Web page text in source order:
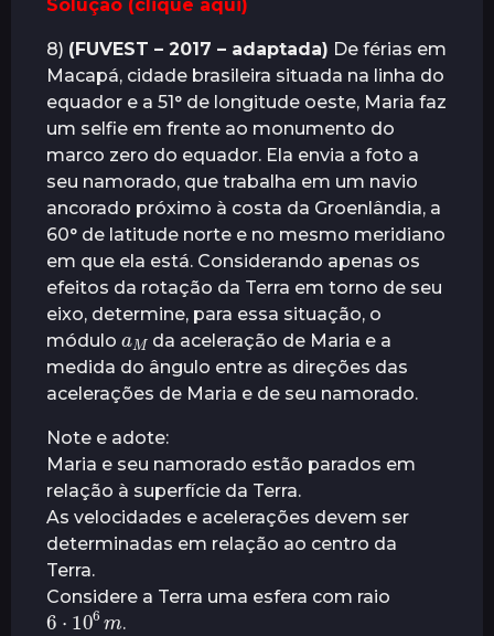
Solução (clique aqui)
8) (FUVEST – 2017 – adaptada) De férias em
Macapá, cidade brasileira situada na linha do
equador e a 51° de longitude oeste, Maria faz
um selfie em frente ao monumento do
marco zero do equador. Ela envia a foto a
seu namorado, que trabalha em um navio
ancorado próximo à costa da Groenlândia, a
60° de latitude norte e no mesmo meridiano
em que ela está. Considerando apenas os
efeitos da rotação da Terra em torno de seu
eixo, determine, para essa situação, o
módulo
a
M
da aceleração de Maria e a
medida do ângulo entre as direções das
acelerações de Maria e de seu namorado.
Note e adote:
Maria e seu namorado estão parados em
relação à superfície da Terra.
As velocidades e acelerações devem ser
determinadas em relação ao centro da
Terra.
Considere a Terra uma esfera com raio
6⋅106
m
.